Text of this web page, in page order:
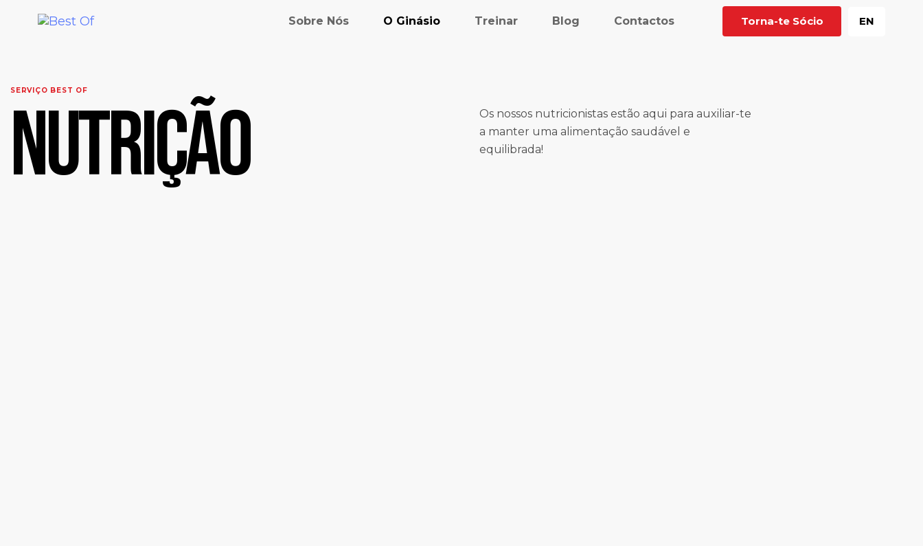
Sobre Nós O Ginásio Treinar Blog Contactos Torna-te Sócio EN
SERVIÇO BEST OF
Nutrição
Os nossos nutricionistas estão aqui para auxiliar-te
a manter uma alimentação saudável e
equilibrada!